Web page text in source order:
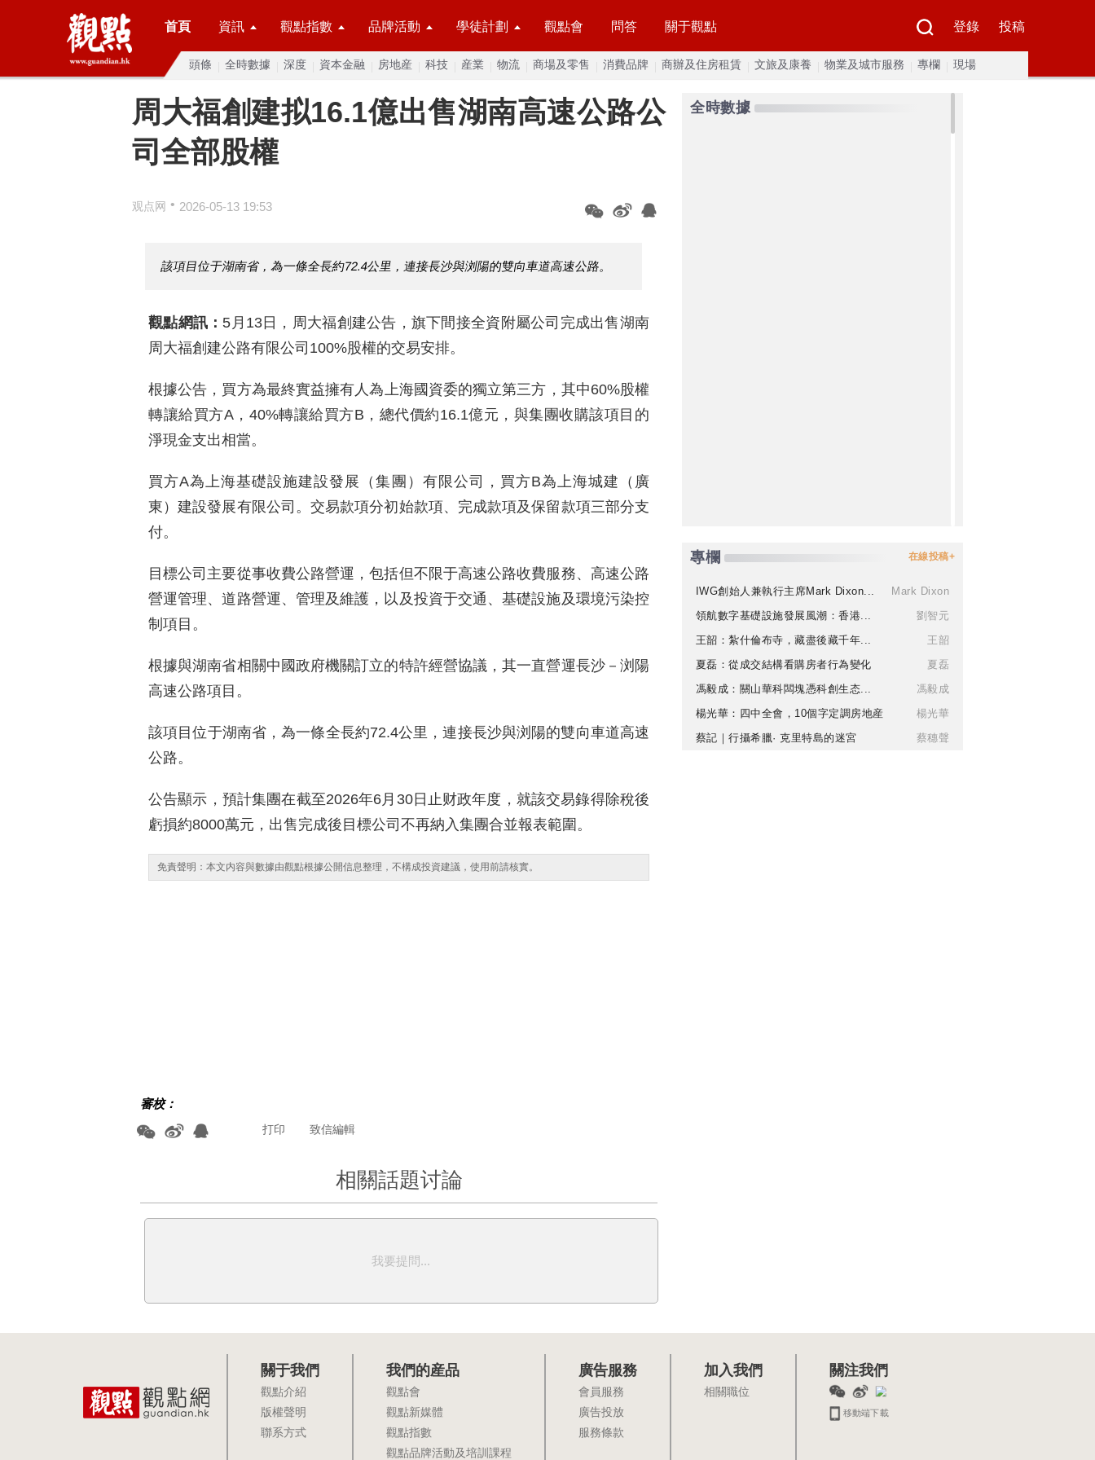
首頁 資訊 觀點指數 品牌活動 學徒計劃 觀點會 問答 關于觀點 登錄 投稿
頭條 全時數據 深度 資本金融 房地産 科技 産業 物流 商場及零售 消費品牌 商辦及住房租賃 文旅及康養 物業及城市服務 專欄 現場
周大福創建拟16.1億出售湖南高速公路公
司全部股權
观点网 • 2026-05-13 19:53
該項目位于湖南省，為一條全長約72.4公里，連接長沙與浏陽的雙向車道高速公路。
觀點網訊： 5月13日，周大福創建公告，旗下間接全資附屬公司完成出售湖南
周大福創建公路有限公司100%股權的交易安排。
根據公告，買方為最終實益擁有人為上海國資委的獨立第三方，其中60%股權
轉讓給買方A，40%轉讓給買方B，總代價約16.1億元，與集團收購該項目的
淨現金支出相當。
買方A為上海基礎設施建設發展（集團）有限公司，買方B為上海城建（廣
東）建設發展有限公司。交易款項分初始款項、完成款項及保留款項三部分支
付。
目標公司主要從事收費公路營運，包括但不限于高速公路收費服務、高速公路
營運管理、道路營運、管理及維護，以及投資于交通、基礎設施及環境污染控
制項目。
根據與湖南省相關中國政府機關訂立的特許經營協議，其一直營運長沙－浏陽
高速公路項目。
該項目位于湖南省，為一條全長約72.4公里，連接長沙與浏陽的雙向車道高速
公路。
公告顯示，預計集團在截至2026年6月30日止财政年度，就該交易錄得除稅後
虧損約8000萬元，出售完成後目標公司不再納入集團合並報表範圍。
免責聲明：本文内容與數據由觀點根據公開信息整理，不構成投資建議，使用前請核實。
審校：
致信編輯
打印
相關話題讨論
我要提問...
全時數據
專欄 在線投稿+
IWG創始人兼執行主席Mark Dixon...
Mark Dixon
領航數字基礎設施發展風潮：香港...
劉智元
王韶：紮什倫布寺，藏盡後藏千年...
王韶
夏磊：從成交結構看購房者行為變化
夏磊
馮毅成：關山華科闆塊憑科創生态...
馮毅成
楊光華：四中全會，10個字定調房地産
楊光華
蔡記｜行攝希臘· 克里特島的迷宮
蔡穗聲
關于我們
觀點介紹
版權聲明
聯系方式
我們的産品
觀點會
觀點新媒體
觀點指數
觀點品牌活動及培訓課程
廣告服務
會員服務
廣告投放
服務條款
加入我們
相關職位
關注我們
移動端下載